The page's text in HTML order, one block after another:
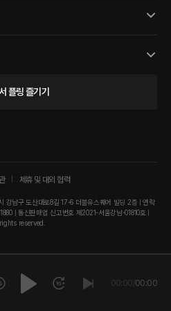
플링 즐기기
제휴 및 대외 협력
강남구 도산대로8길 17-6 더블유스퀘어 빌딩 2층 | 연락
| 통신판매업 신고번호 제2021-서울강남-01810호 |
reserved.
00:00/00:00